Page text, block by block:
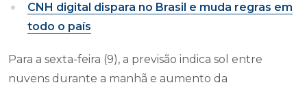
CNH digital dispara no Brasil e muda regras em
todo o país
Para a sexta-feira (9), a previsão indica sol entre
nuvens durante a manhã e aumento da